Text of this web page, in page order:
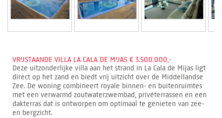
VRIJSTAANDE VILLA LA CALA DE MIJAS € 3.500.000,-
Deze uitzonderlijke villa aan het strand in La Cala de Mijas ligt
direct op het zand en biedt vrij uitzicht over de Middellandse
Zee. De woning combineert royale binnen- en buitenruimtes
met een verwarmd zoutwaterzwembad, privéterrassen en een
dakterras dat is ontworpen om optimaal te genieten van zee-
en bergzicht.